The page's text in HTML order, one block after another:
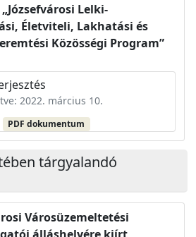
Lelki-
Életviteli, Lakhatási és
Közösségi Program”
2022. március 10.
PDF dokumentum
tárgyalandó
Városüzemeltetési